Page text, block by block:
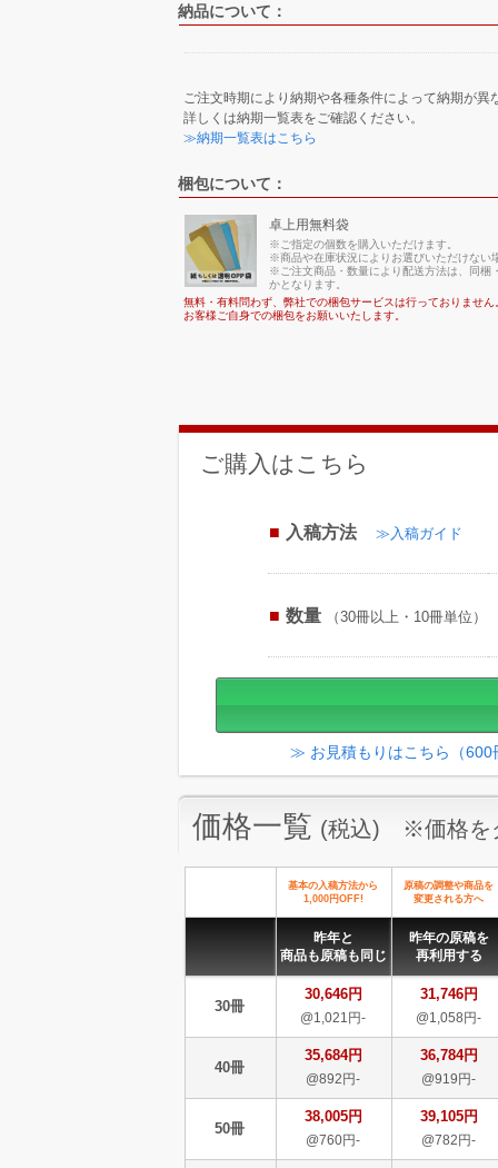
納品について：
ご注文時期により納期や各種条件によって納期が異
詳しくは納期一覧表をご確認ください。
≫納期一覧表はこちら
梱包について：
卓上用無料袋
※ご指定の個数を購入いただけます。
※商品や在庫状況によりお選びいただけない
※ご注文商品・数量により配送方法は、同梱
かとなります。
無料・有料問わず、弊社での梱包サービスは行っておりません
お客様ご自身での梱包をお願いいたします。
ご購入はこちら
入稿方法 ≫入稿ガイド
数量 （30冊以上・10冊単位）
≫ お見積もりはこちら（600
価格一覧 (税込) ※価格を
基本の入稿方法から
1,000円OFF!
原稿の調整や商品を
変更される方へ
昨年と
商品も原稿も同じ
昨年の原稿を
再利用する
30冊
30,646円
@1,021円-
31,746円
@1,058円-
40冊
35,684円
@892円-
36,784円
@919円-
50冊
38,005円
@760円-
39,105円
@782円-